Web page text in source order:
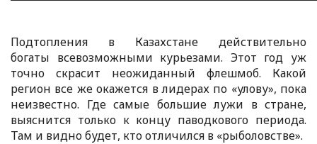
Подтопления в Казахстане действительно
богаты всевозможными курьезами. Этот год уж
точно скрасит неожиданный флешмоб. Какой
регион все же окажется в лидерах по «улову», пока
неизвестно. Где самые большие лужи в стране,
выяснится только к концу паводкового периода.
Там и видно будет, кто отличился в «рыболовстве».